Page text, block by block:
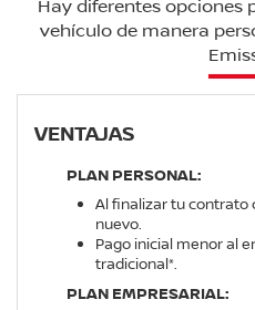
Hay diferentes opciones
vehículo de manera
VENTAJAS
PLAN PERSONAL:
Al finalizar tu contrato
nuevo.
Pago inicial menor al
tradicional*.
PLAN EMPRESARIAL: